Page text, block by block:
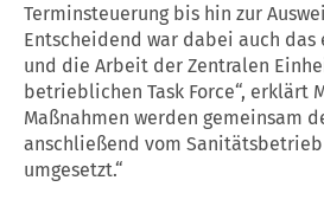
Terminsteuerung bis hin zur
Entscheidend war dabei auch das
und die Arbeit der Zentralen
betrieblichen Task Force“, erklärt
Maßnahmen werden gemeinsam
anschließend vom
umgesetzt.“